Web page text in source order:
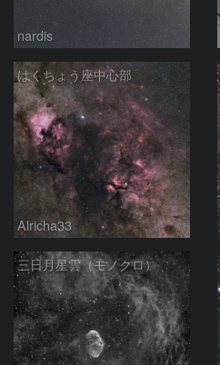
nardis
はくちょう座中心部
Alricha33
三日月星雲（モノクロ）